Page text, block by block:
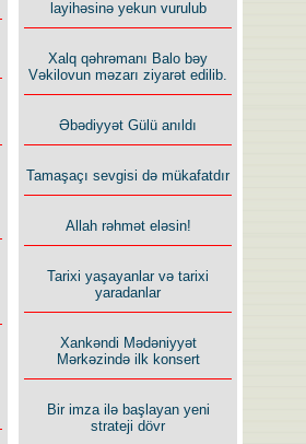
layihəsinə yekun vurulub
Xalq qəhrəmanı Balo bəy
Vəkilovun məzarı ziyarət edilib.
Əbədiyyət Gülü anıldı
Tamaşaçı sevgisi də mükafatdır
Allah rəhmət eləsin!
Tarixi yaşayanlar və tarixi
yaradanlar
Xankəndi Mədəniyyət
Mərkəzində ilk konsert
Bir imza ilə başlayan yeni
strateji dövr